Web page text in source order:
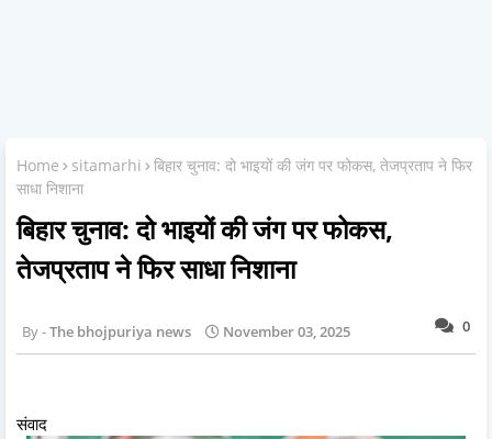
Home sitamarhi
बिहार चुनाव: दो भाइयों की जंग पर फोकस, तेजप्रताप ने फिर
साधा निशाना
बिहार चुनाव: दो भाइयों की जंग पर फोकस,
तेजप्रताप ने फिर साधा निशाना
0
The bhojpuriya news November 03, 2025
संवाद